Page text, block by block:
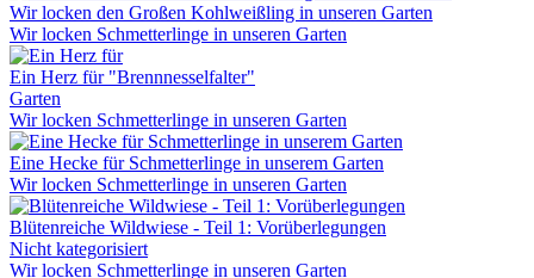
Wir locken den Großen Kohlweißling in unseren Garten
Wir locken Schmetterlinge in unseren Garten
Ein Herz für "Brennnesselfalter"
Garten
Wir locken Schmetterlinge in unseren Garten
Eine Hecke für Schmetterlinge in unserem Garten
Wir locken Schmetterlinge in unseren Garten
Blütenreiche Wildwiese - Teil 1: Vorüberlegungen
Nicht kategorisiert
Wir locken Schmetterlinge in unseren Garten